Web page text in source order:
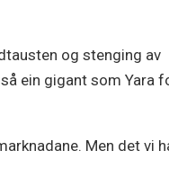
og stenging av
ein gigant som Yara
Men det vi